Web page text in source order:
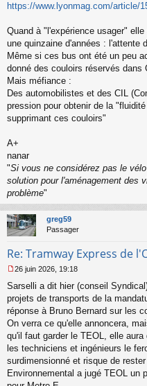
https://www.lyonmag.com/article/
Quand à "l'expérience usager"
une quinzaine d'années : l'attente
Même si ces bus ont été un peu
donné des couloirs réservés dans
Mais méfiance :
Des automobilistes et des CIL
pression pour obtenir de la
supprimant ces couloirs"
A+
nanar
"Si vous ne considérez pas le
solution pour l'aménagement des
problème"
greg59
Passager
Re: Tramway Express de
e
s
s
a
g
e
n
o
n
26 juin 2026, 19:18
Sarselli a dit hier (conseil
projets de transports de la
réponse à Bruno Bernard sur les
On verra ce qu'elle annoncera,
qu'il faut garder le TEOL, elle
les techniciens et ingénieurs le
surdimensionné et risque de
Environnemental a jugé TEOL un